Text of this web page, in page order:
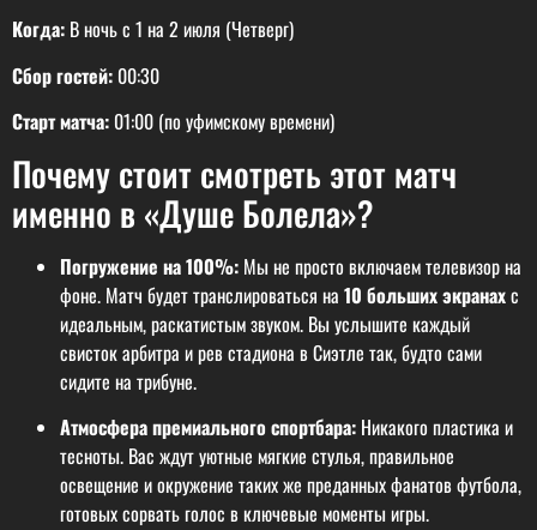
Когда: В ночь с 1 на 2 июля (Четверг)
Сбор гостей: 00:30
Старт матча: 01:00 (по уфимскому времени)
Почему стоит смотреть этот матч
именно в «Душе Болела»?
Погружение на 100%: Мы не просто включаем телевизор на
фоне. Матч будет транслироваться на 10 больших экранахс
идеальным, раскатистым звуком. Вы услышите каждый
свисток арбитра и рев стадиона в Сиэтле так, будто сами
сидите на трибуне.
Атмосфера премиального спортбара: Никакого пластика и
тесноты. Вас ждут уютные мягкие стулья, правильное
освещение и окружение таких же преданных фанатов футбола,
готовых сорвать голос в ключевые моменты игры.